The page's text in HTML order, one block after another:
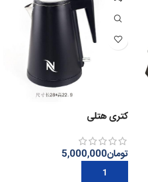
کتری هتلی
تومان5,000,000
افزودن به سبد خرید